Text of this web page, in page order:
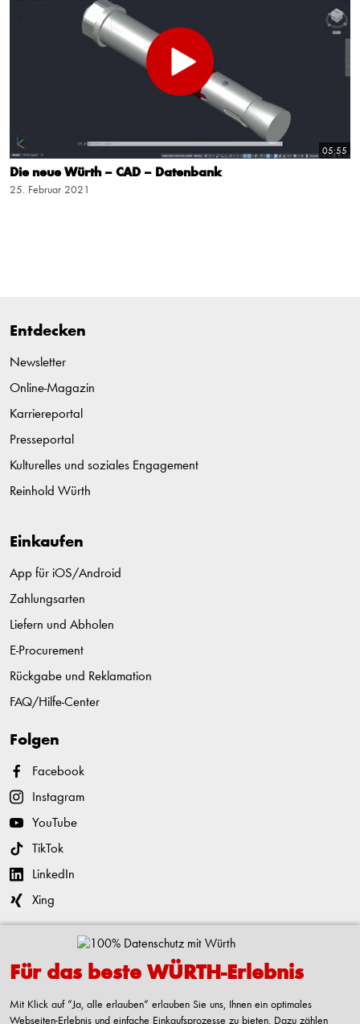
05:55
Die neue Würth – CAD – Datenbank
25. Februar 2021
Entdecken
Newsletter
Online-Magazin
Karriereportal
Presseportal
Kulturelles und soziales Engagement
Reinhold Würth
Einkaufen
App für iOS/Android
Zahlungsarten
Liefern und Abholen
E-Procurement
Rückgabe und Reklamation
FAQ/Hilfe-Center
Folgen
Facebook
Instagram
YouTube
TikTok
LinkedIn
Xing
Kontaktieren
Adolf Würth GmbH & Co. KG
74653 Künzelsau-Gaisbach
Für das beste WÜRTH-Erlebnis
Mit Klick auf “Ja, alle erlauben“ erlauben Sie uns, Ihnen ein optimales
Webseiten-Erlebnis und einfache Einkaufsprozesse zu bieten. Dazu zählen